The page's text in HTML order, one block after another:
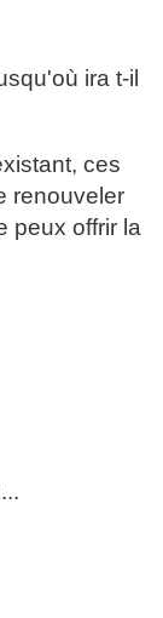
ira t-il
ces
renouveler
peux offrir la